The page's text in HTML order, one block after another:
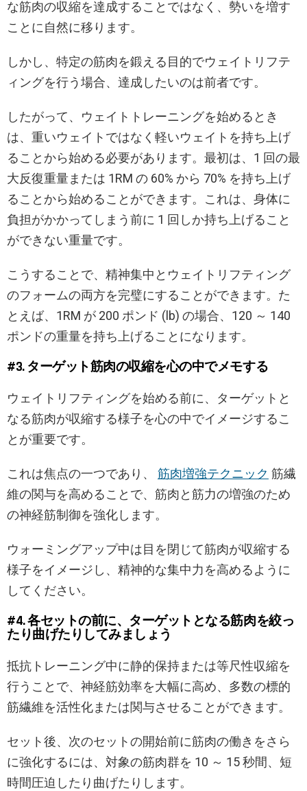
な筋肉の収縮を達成することではなく、勢いを増す
ことに自然に移ります。
しかし、特定の筋肉を鍛える目的でウェイトリフテ
ィングを行う場合、達成したいのは前者です。
したがって、ウェイトトレーニングを始めるとき
は、重いウェイトではなく軽いウェイトを持ち上げ
ることから始める必要があります。最初は、1 回の最
大反復重量または 1RM の 60% から 70% を持ち上げ
ることから始めることができます。これは、身体に
負担がかかってしまう前に 1 回しか持ち上げること
ができない重量です。
こうすることで、精神集中とウェイトリフティング
のフォームの両方を完璧にすることができます。た
とえば、1RM が 200 ポンド (lb) の場合、120 ～ 140
ポンドの重量を持ち上げることになります。
#3. ターゲット筋肉の収縮を心の中でメモする
ウェイトリフティングを始める前に、ターゲットと
なる筋肉が収縮する様子を心の中でイメージするこ
とが重要です。
これは焦点の一つであり、 筋肉増強テクニック 筋繊
維の関与を高めることで、筋肉と筋力の増強のため
の神経筋制御を強化します。
ウォーミングアップ中は目を閉じて筋肉が収縮する
様子をイメージし、精神的な集中力を高めるように
してください。
#4. 各セットの前に、ターゲットとなる筋肉を絞っ
たり曲げたりしてみましょう
抵抗トレーニング中に静的保持または等尺性収縮を
行うことで、神経筋効率を大幅に高め、多数の標的
筋繊維を活性化または関与させることができます。
セット後、次のセットの開始前に筋肉の働きをさら
に強化するには、対象の筋肉群を 10 ～ 15 秒間、短
時間圧迫したり曲げたりします。